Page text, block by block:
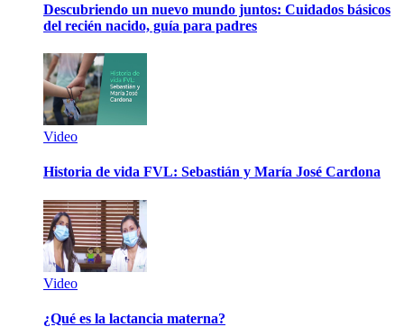
Descubriendo un nuevo mundo juntos: Cuidados básicos
del recién nacido, guía para padres
Video
Historia de vida FVL: Sebastián y María José Cardona
Video
¿Qué es la lactancia materna?